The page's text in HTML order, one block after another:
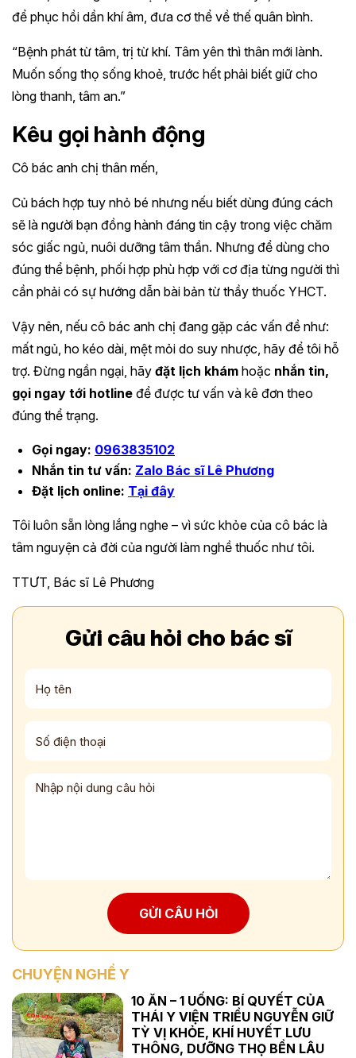
để phục hồi dần khí âm, đưa cơ thể về thế quân bình.
“Bệnh phát từ tâm, trị từ khí. Tâm yên thì thân mới lành.
Muốn sống thọ sống khoẻ, trước hết phải biết giữ cho
lòng thanh, tâm an.”
Kêu gọi hành động
Cô bác anh chị thân mến,
Củ bách hợp tuy nhỏ bé nhưng nếu biết dùng đúng cách
sẽ là người bạn đồng hành đáng tin cậy trong việc chăm
sóc giấc ngủ, nuôi dưỡng tâm thần. Nhưng để dùng cho
đúng thể bệnh, phối hợp phù hợp với cơ địa từng người thì
cần phải có sự hướng dẫn bài bản từ thầy thuốc YHCT.
Vậy nên, nếu cô bác anh chị đang gặp các vấn đề như:
mất ngủ, ho kéo dài, mệt mỏi do suy nhược, hãy để tôi hỗ
trợ. Đừng ngần ngại, hãy đặt lịch khám hoặc nhắn tin,
gọi ngay tới hotline để được tư vấn và kê đơn theo
đúng thể trạng.
Gọi ngay: 0963835102
Nhắn tin tư vấn: Zalo Bác sĩ Lê Phương
Đặt lịch online: Tại đây
Tôi luôn sẵn lòng lắng nghe – vì sức khỏe của cô bác là
tâm nguyện cả đời của người làm nghề thuốc như tôi.
TTƯT, Bác sĩ Lê Phương
Gửi câu hỏi cho bác sĩ
GỬI CÂU HỎI
CHUYỆN NGHỀ Y
10 ĂN – 1 UỐNG: BÍ QUYẾT CỦA
THÁI Y VIỆN TRIỀU NGUYỄN GIỮ
TỲ VỊ KHỎE, KHÍ HUYẾT LƯU
THÔNG, DƯỠNG THỌ BỀN LÂU